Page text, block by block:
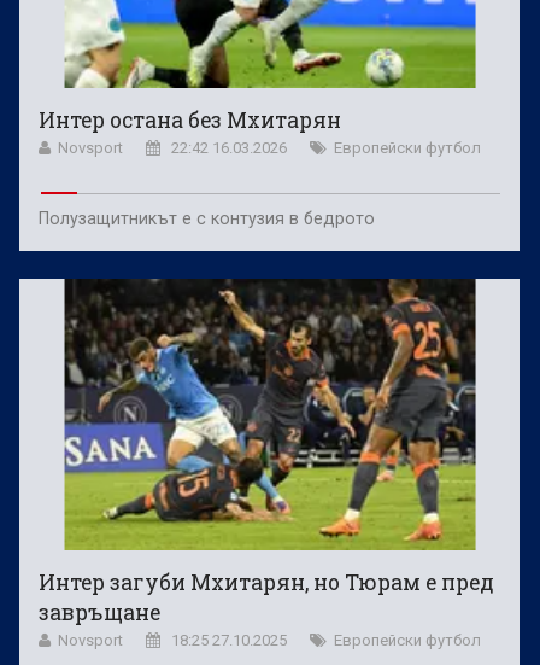
Интер остана без Мхитарян
Novsport 22:42 16.03.2026 Европейски футбол
Полузащитникът е с контузия в бедрото
Интер загуби Мхитарян, но Тюрам е пред
завръщане
Novsport 18:25 27.10.2025 Европейски футбол